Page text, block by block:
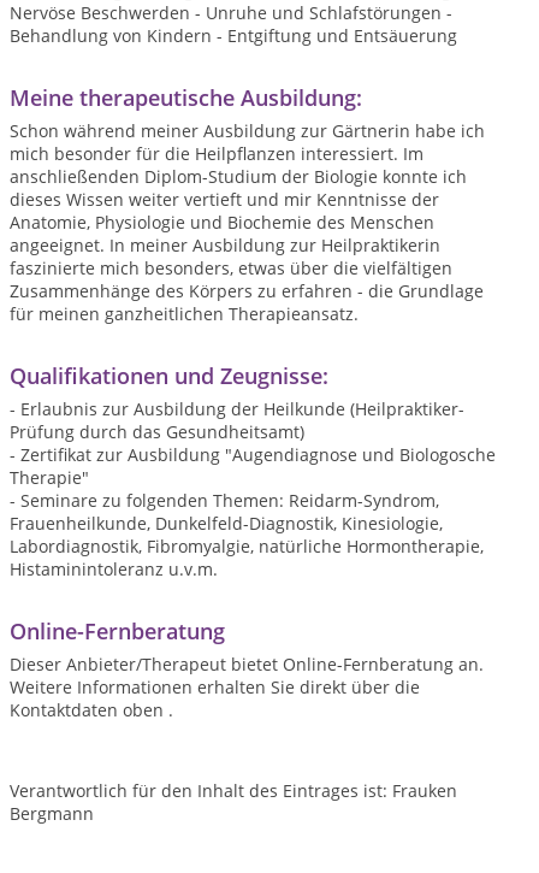
Nervöse Beschwerden - Unruhe und Schlafstörungen -
Behandlung von Kindern - Entgiftung und Entsäuerung
Meine therapeutische Ausbildung:
Schon während meiner Ausbildung zur Gärtnerin habe ich
mich besonder für die Heilpflanzen interessiert. Im
anschließenden Diplom-Studium der Biologie konnte ich
dieses Wissen weiter vertieft und mir Kenntnisse der
Anatomie, Physiologie und Biochemie des Menschen
angeeignet. In meiner Ausbildung zur Heilpraktikerin
faszinierte mich besonders, etwas über die vielfältigen
Zusammenhänge des Körpers zu erfahren - die Grundlage
für meinen ganzheitlichen Therapieansatz.
Qualifikationen und Zeugnisse:
- Erlaubnis zur Ausbildung der Heilkunde (Heilpraktiker-
Prüfung durch das Gesundheitsamt)
- Zertifikat zur Ausbildung "Augendiagnose und Biologosche
Therapie"
- Seminare zu folgenden Themen: Reidarm-Syndrom,
Frauenheilkunde, Dunkelfeld-Diagnostik, Kinesiologie,
Labordiagnostik, Fibromyalgie, natürliche Hormontherapie,
Histaminintoleranz u.v.m.
Online-Fernberatung
Dieser Anbieter/Therapeut bietet Online-Fernberatung an.
Weitere Informationen erhalten Sie direkt über die
Kontaktdaten oben .
Verantwortlich für den Inhalt des Eintrages ist: Frauken
Bergmann